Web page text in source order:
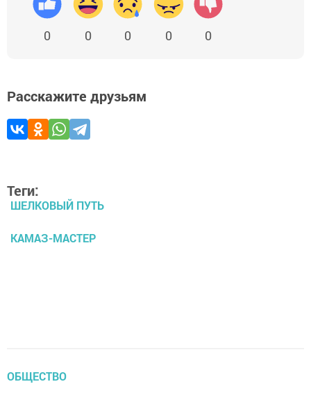
0 0 0 0 0
Расскажите друзьям
Теги:
ШЕЛКОВЫЙ ПУТЬ
КАМАЗ-МАСТЕР
ОБЩЕСТВО